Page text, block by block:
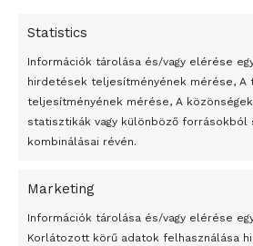
Statistics
Információk tárolása és/vagy elérése
hirdetések teljesítményének mérése, A
teljesítményének mérése, A
statisztikák vagy különböző forrásokból
kombinálásai révén.
Marketing
Információk tárolása és/vagy elérése
Korlátozott körű adatok felhasználása
Egy vagyonért adták el Banksy művét
Az 1950-ben elhunyt alkotók művei
felhasználhatóvá válnak
Megváltoztatják a montenegrói
Peking – A visegrádi országok zsidó
Megveszi az osztrák Wienerberger az